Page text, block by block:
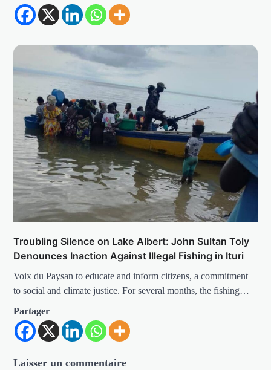
Troubling Silence on Lake Albert: John Sultan Toly
Denounces Inaction Against Illegal Fishing in Ituri
Voix du Paysan to educate and inform citizens, a commitment
to social and climate justice. For several months, the fishing…
Partager
Laisser un commentaire